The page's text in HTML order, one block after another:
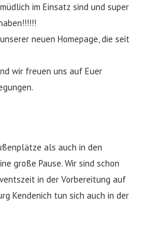
im Einsatz sind und super
neuen Homepage, die seit
wir freuen uns auf Euer
als auch in den
große Pause. Wir sind schon
in der Vorbereitung auf
Kendenich tun sich auch in der